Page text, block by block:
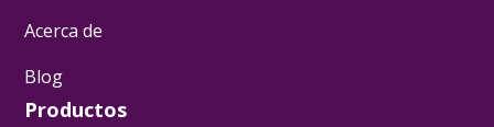
Acerca de
Blog
Productos